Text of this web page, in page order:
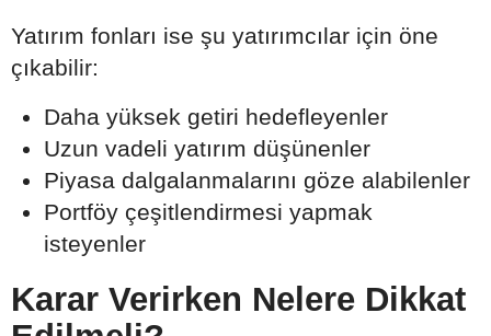
Yatırım fonları ise şu yatırımcılar için öne
çıkabilir:
Daha yüksek getiri hedefleyenler
Uzun vadeli yatırım düşünenler
Piyasa dalgalanmalarını göze alabilenler
Portföy çeşitlendirmesi yapmak
isteyenler
Karar Verirken Nelere Dikkat